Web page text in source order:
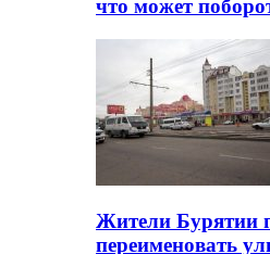
что может
Жители Бурятии
переименовать